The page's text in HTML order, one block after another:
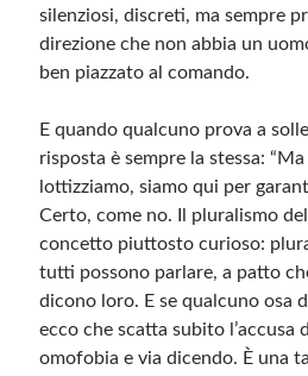
silenziosi, discreti, ma sempre
direzione che non abbia un
ben piazzato al comando.
E quando qualcuno prova a
risposta è sempre la stessa:
lottizziamo, siamo qui per
Certo, come no. Il pluralismo
concetto piuttosto curioso:
tutti possono parlare, a patto
dicono loro. E se qualcuno osa
ecco che scatta subito l’accusa
omofobia e via dicendo. È una